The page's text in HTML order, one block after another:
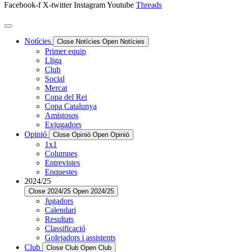
Facebook-f X-twitter InstagramYoutube Threads
Notícies Close Notícies Open Notícies
Primer equip
Lliga
Club
Social
Mercat
Copa del Rei
Copa Catalunya
Amistosos
Exjugadors
Opinió
Close Opinió Open Opinió
1x1
Columnes
Entrevistes
Enquestes
2024/25
Close 2024/25 Open 2024/25
Jugadors
Calendari
Resultats
Classificació
Golejadors i assistents
Club
Close Club Open Club